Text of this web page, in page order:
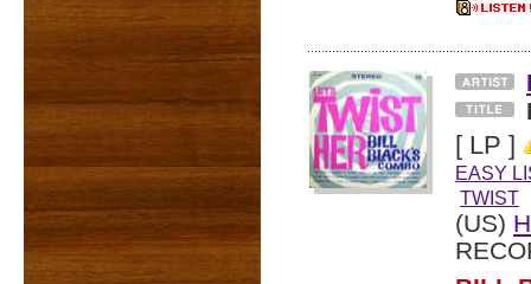
[ LP ]
EASY
TWIST
(US)